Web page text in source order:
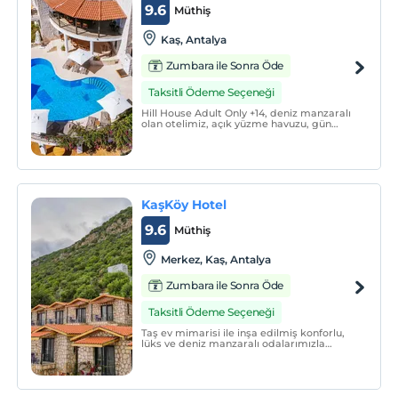
Müthiş
9.6
Kaş, Antalya
Zumbara ile Sonra Öde
Taksitli Ödeme Seçeneği
Hill House Adult Only +14, deniz manzaralı
olan otelimiz, açık yüzme havuzu, gün
KaşKöy Hotel
Müthiş
9.6
Merkez, Kaş, Antalya
Zumbara ile Sonra Öde
Taksitli Ödeme Seçeneği
Taş ev mimarisi ile inşa edilmiş konforlu,
lüks ve deniz manzaralı odalarımızla